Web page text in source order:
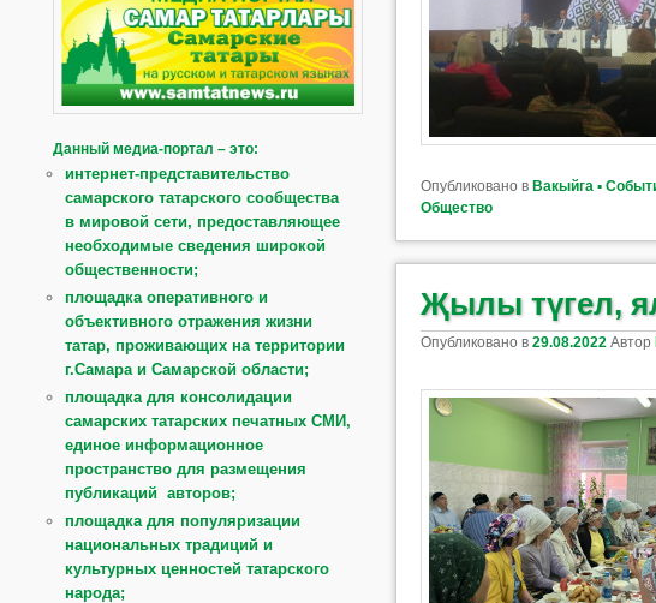
Опубликовано в Вакыйга ▪
Общество
Җылы түгел,
Опубликовано в29.08.2022 Автор
Данный медиа-портал – это:
интернет-представительство
самарского татарского сообщества
в мировой сети, предоставляющее
необходимые сведения широкой
общественности;
площадка оперативного и
объективного отражения жизни
татар, проживающих на территории
г.Самара и Самарской области;
площадка для консолидации
самарских татарских печатных СМИ,
единое информационное
пространство для размещения
публикаций авторов;
площадка для популяризации
национальных традиций и
культурных ценностей татарского
народа;